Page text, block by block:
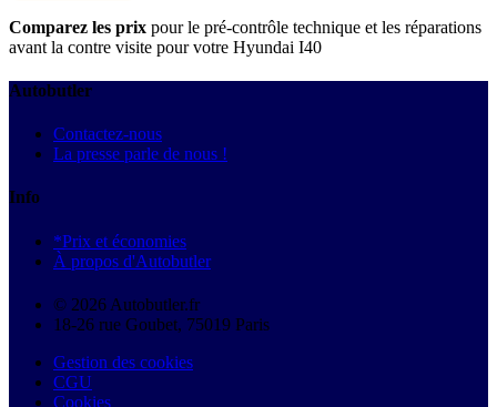
Comparez les prix pour le pré-contrôle technique et les réparations
avant la contre visite pour votre Hyundai I40
Autobutler
Contactez-nous
La presse parle de nous !
Info
*Prix et économies
À propos d'Autobutler
© 2026 Autobutler.fr
18-26 rue Goubet, 75019 Paris
Gestion des cookies
CGU
Cookies